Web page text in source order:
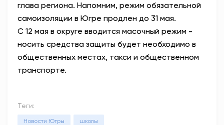
глава региона. Напомним, режим обязательной
самоизоляции в Югре продлен до 31 мая.⠀
С 12 мая в округе вводится масочный режим -
носить средства защиты будет необходимо в
общественных местах, такси и общественном
транспорте.
Теги:
Новости Югры школы